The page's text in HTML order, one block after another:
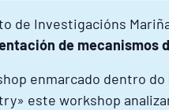
de Investigacións
de mecanismos
enmarcado dentro do
este workshop